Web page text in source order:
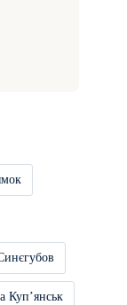
Купʼянськ